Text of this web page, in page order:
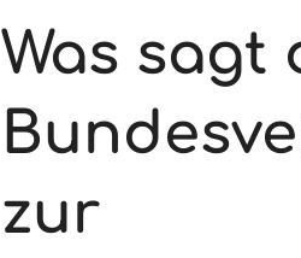
Was sagt
zur